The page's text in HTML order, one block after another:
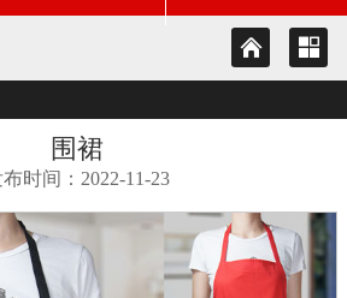
围裙
布时间：2022-11-23